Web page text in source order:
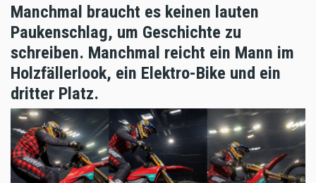
Manchmal braucht es keinen lauten
Paukenschlag, um Geschichte zu
schreiben. Manchmal reicht ein Mann im
Holzfällerlook, ein Elektro-Bike und ein
dritter Platz.